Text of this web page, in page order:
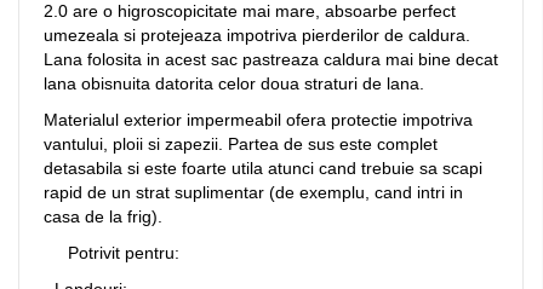
2.0 are o higroscopicitate mai mare, absoarbe perfect
umezeala si protejeaza impotriva pierderilor de caldura.
Lana folosita in acest sac pastreaza caldura mai bine decat
lana obisnuita datorita celor doua straturi de lana.
Materialul exterior impermeabil ofera protectie impotriva
vantului, ploii si zapezii. Partea de sus este complet
detasabila si este foarte utila atunci cand trebuie sa scapi
rapid de un strat suplimentar (de exemplu, cand intri in
casa de la frig).
Potrivit pentru: